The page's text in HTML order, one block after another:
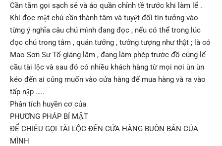
Cần tắm gọi sạch sẻ và áo quần chỉnh tề trước khi làm lể .
Khi đọc mật chú cần thành tâm và tuyệt đối tin tưởng vào
từng ý nghĩa câu chú mình đang đọc , nếu có thể trong lúc
đọc chú trong tâm , quán tưởng , tưởng tượng như thật ; là có
Mao Sơn Sư Tổ giáng lâm , đang làm phép trước đồ cúng lể
cầu tài lộc và sau đó có nhiều khách hàng từ mọi nơi ùn ùn
kéo đến ai củng muốn vào cửa hàng để mua hàng và ra vào
tấp nập …..
Phân tích huyền cơ của
PHƯƠNG PHÁP BÍ MẬT
ĐỂ CHIÊU GỌI TÀI LỘC ĐẾN CỬA HÀNG BUÔN BÁN CỦA
MÌNH